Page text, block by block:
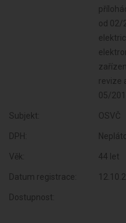
od 02/
revize
05/
Subjekt: OSVČ
DPH:
Věk: 44 let
Datum registrace:
Dostupnost: